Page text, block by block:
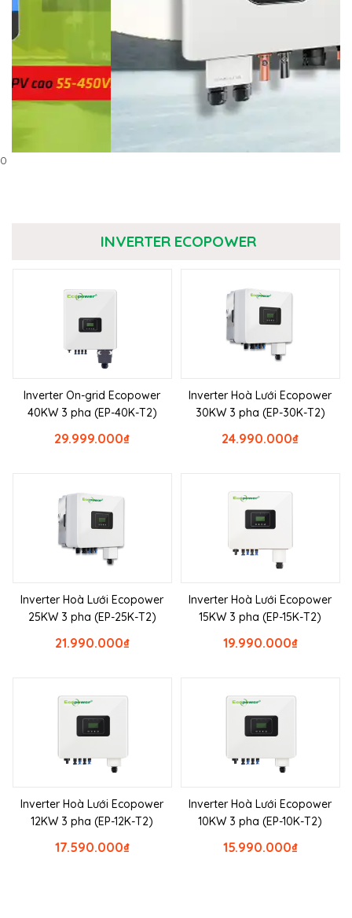
0
INVERTER ECOPOWER
Inverter On-grid Ecopower
40KW 3 pha (EP-40K-T2)
₫
29.999.000
Inverter Hoà Lưới Ecopower
30KW 3 pha (EP-30K-T2)
₫
24.990.000
Inverter Hoà Lưới Ecopower
25KW 3 pha (EP-25K-T2)
₫
21.990.000
Inverter Hoà Lưới Ecopower
15KW 3 pha (EP-15K-T2)
₫
19.990.000
Inverter Hoà Lưới Ecopower
12KW 3 pha (EP-12K-T2)
₫
17.590.000
Inverter Hoà Lưới Ecopower
10KW 3 pha (EP-10K-T2)
₫
15.990.000